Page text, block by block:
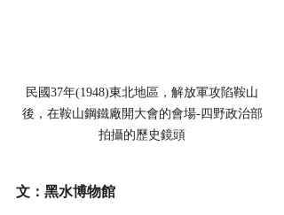
民國37年(1948)東北地區，解放軍攻陷鞍山
後，在鞍山鋼鐵廠開大會的會場-四野政治部
拍攝的歷史鏡頭
文：黑水博物館